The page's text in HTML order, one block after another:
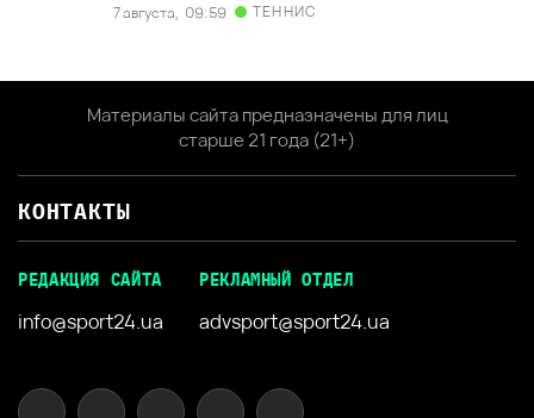
7 августа, 09:59 ТЕННИС
Материалы сайта предназначены для лиц
старше 21 года (21+)
КОНТАКТЫ
РЕДАКЦИЯ САЙТА
info@sport24.ua
РЕКЛАМНЫЙ ОТДЕЛ
advsport@sport24.ua